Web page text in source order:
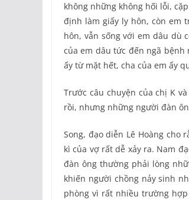
không những không hối lỗi,
định làm giấy ly hôn, còn em
hôn, vẫn sống với em dâu dù
của em dâu tức đến ngã
ấy từ mặt hết, cha của em ấy
Trước câu chuyện của chị K
rồi, nhưng những người đàn
Song, đạo diễn Lê Hoàng
kì của vợ rất dễ xảy ra. Nam
đàn ông thường phải lòng
khiến người chồng nảy sinh
phòng vì rất nhiều trường